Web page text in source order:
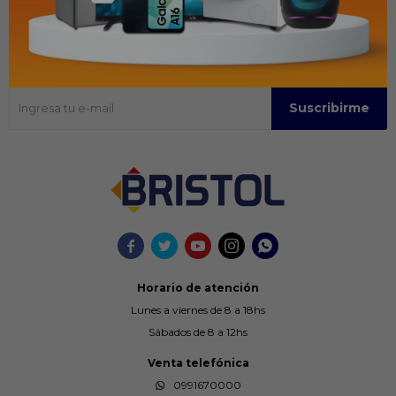
    
Horario de atención
Lunes a viernes de 8 a 18hs
Sábados de 8 a 12hs
Venta telefónica
0991670000
Recibir ofertas y promociones
Suscríbase para obtener información sobre productos y cupones
Suscribirme